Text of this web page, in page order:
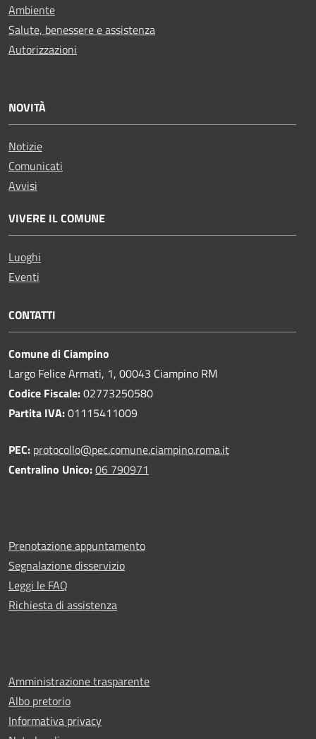
Ambiente
Salute, benessere e assistenza
Autorizzazioni
NOVITÀ
Notizie
Comunicati
Avvisi
VIVERE IL COMUNE
Luoghi
Eventi
CONTATTI
Comune di Ciampino
Largo Felice Armati, 1, 00043 Ciampino RM
Codice Fiscale:02773250580
Partita IVA:01115411009
PEC: protocollo@pec.comune.ciampino.roma.it
Centralino Unico:06 790971
Prenotazione appuntamento
Segnalazione disservizio
Leggi le FAQ
Richiesta di assistenza
Amministrazione trasparente
Albo pretorio
Informativa privacy